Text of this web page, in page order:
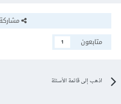
مشاركة
متابعون
1
اذهب إلى قائمة الأسئلة